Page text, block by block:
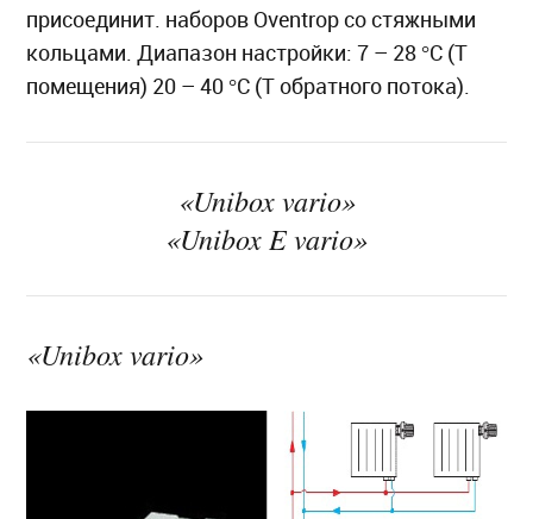
присоединит. наборов Oventrop со стяжными
кольцами. Диапазон настройки: 7 – 28 °C (T
помещения) 20 – 40 °C (T обратного потока).
«Unibox vario»
«Unibox E vario»
«Unibox vario»